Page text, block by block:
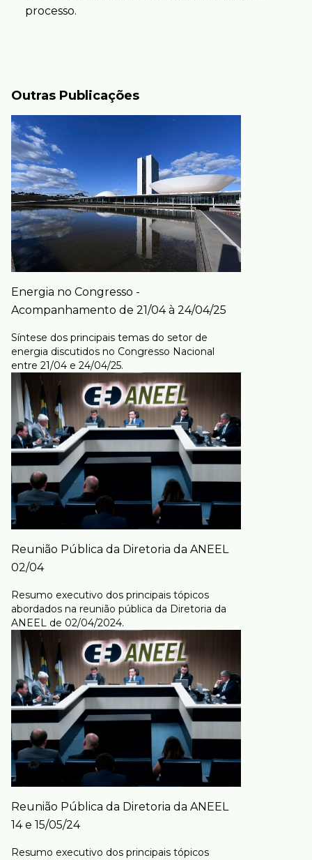
processo.
Outras Publicações
Energia no Congresso -
Acompanhamento de 21/04 à 24/04/25
Síntese dos principais temas do setor de
energia discutidos no Congresso Nacional
entre 21/04 e 24/04/25.
Reunião Pública da Diretoria da ANEEL
02/04
Resumo executivo dos principais tópicos
abordados na reunião pública da Diretoria da
ANEEL de 02/04/2024.
Reunião Pública da Diretoria da ANEEL
14 e 15/05/24
Resumo executivo dos principais tópicos